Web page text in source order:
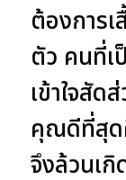
ต้องการเ
ตัว คนที่
เข้าใจสัด
คุณดีที่สุด
จึงล้วนเ